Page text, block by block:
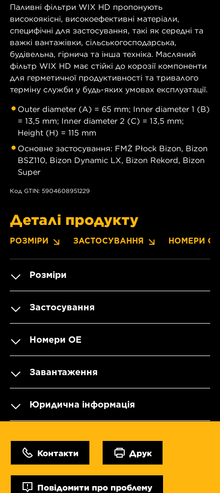
Паливні фільтри WIX HD пропонують
високоякісні, високоефективні матеріали,
специфічні для застосування, такі як середні та
важкі вантажівки, сільськогосподарська,
будівельна, гірнича та інша техніка. Масляний
фільтр WIX HD має стійкі до корозії компоненти
для герметичної продуктивності та тривалого
терміну служби у будь-яких умовах експлуатації.
Outer diameter (A) = 65 mm; Inner diameter 1 (B)
= 13,5 mm; Inner diameter 2 (C) = 13,5 mm;
Height (H) = 115 mm
Основне застосування: FMŻ Płock Bizon, Bizon
BSZ110, Bizon Dynamic LX, Bizon Rekord, Bizon
Super
Код GTIN: 5904608951229
Деталі продукту
РОЗМІРИ ЗАСТОСУВАННЯ НОМЕРИ OE
Розміри
Застосування
Номери OE
Завантаження
Юридична інформація
Контакти Друк
Повідомити про проблему